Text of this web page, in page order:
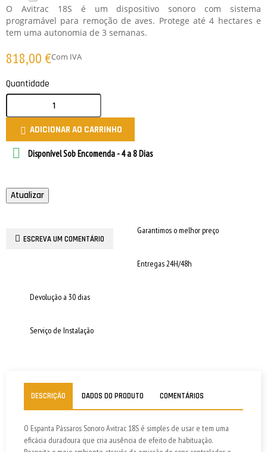
O Avitrac 18S é um dispositivo sonoro com sistema
programável para remoção de aves. Protege até 4 hectares e
tem uma autonomia de 3 semanas.
818,00 €Com IVA
Quantidade
 ADICIONAR AO CARRINHO
 Disponível Sob Encomenda - 4 a 8 Dias
ESCREVA UM COMENTÁRIO
Garantimos o melhor preço
Entregas 24H/48h
Devolução a 30 dias
Serviço de Instalação
DESCRIÇÃO DADOS DO PRODUTO COMENTÁRIOS
O Espanta Pássaros Sonoro Avitrac 18S é simples de usar e tem uma
eficácia duradoura que cria ausência de efeito de habituação.